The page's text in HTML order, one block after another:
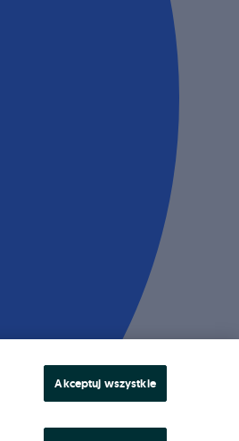
Akceptuj wszystkie